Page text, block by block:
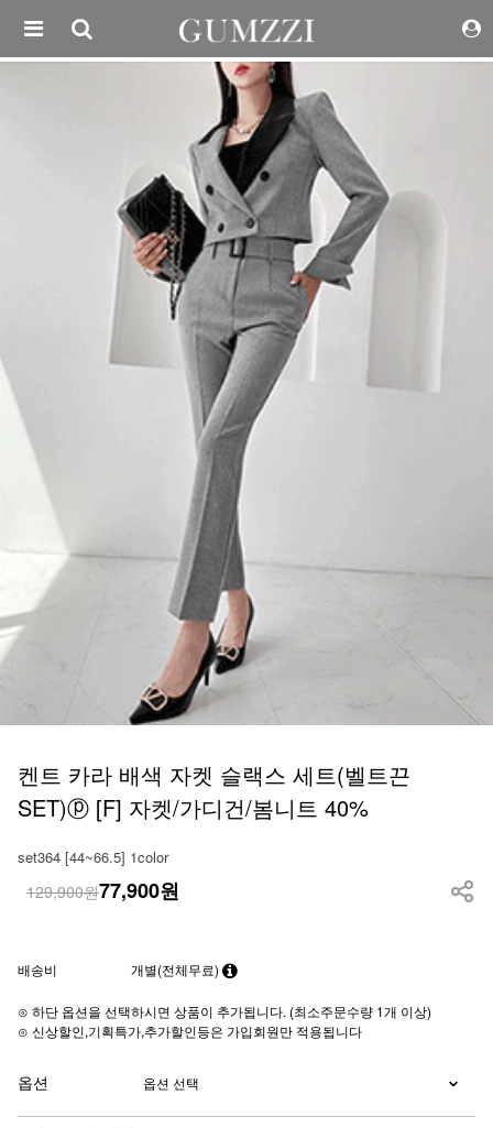
켄트 카라 배색 자켓 슬랙스 세트(벨트끈
SET)ⓟ [F] 자켓/가디건/봄니트 40%
set364 [44~66.5] 1color
129,900원77,900원
배송비 개별(전체무료)
⊙ 하단 옵션을 선택하시면 상품이 추가됩니다. (최소주문수량 1개 이상)
⊙ 신상할인,기획특가,추가할인등은 가입회원만 적용됩니다
옵션